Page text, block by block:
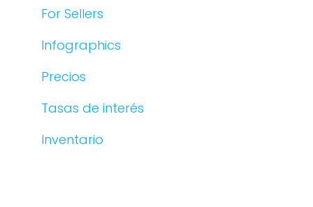
For Sellers
Infographics
Precios
Tasas de interés
Inventario